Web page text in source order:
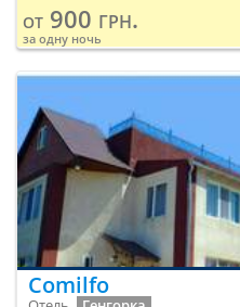
от 900 грн.
за одну ночь
Comilfo